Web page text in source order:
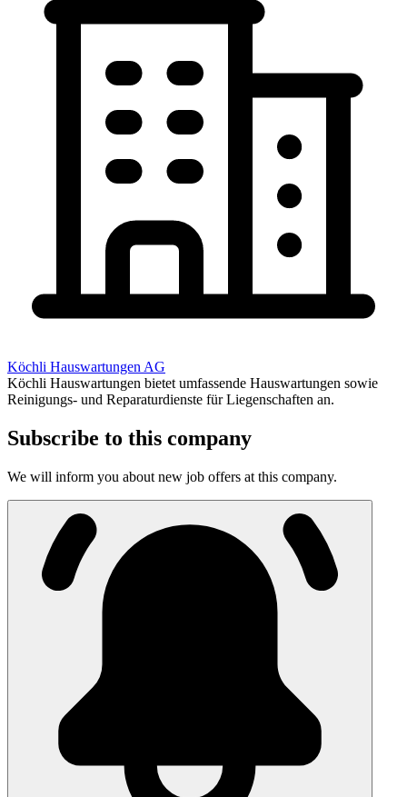
Köchli Hauswartungen AG
Köchli Hauswartungen bietet umfassende Hauswartungen sowie
Reinigungs- und Reparaturdienste für Liegenschaften an.
Subscribe to this company
We will inform you about new job offers at this company.